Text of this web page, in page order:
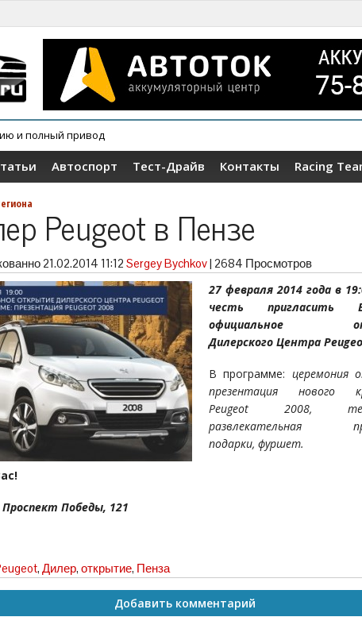
и полный привод
Автоспорт Тест-Драйв Контакты Racing
Peugeot в Пензе
21.02.2014 11:12 Sergey Bychkov| 2684 Просмотров
27 февраля 2014 года в
честь пригласить
официальное
Дилерского Центра
В программе: церемония
презентация нового
Peugeot 2008,
развлекательная
подарки, фуршет.
Проспект Победы, 121
, Дилер, открытие, Пенза
Добавить комментарий